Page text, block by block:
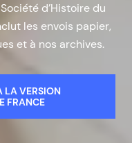
d’Histoire du
les envois papier,
et à nos archives.
LA VERSION
FRANCE